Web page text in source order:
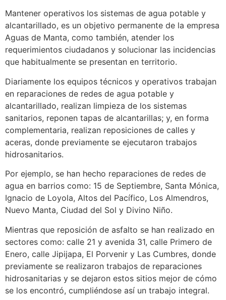
Mantener operativos los sistemas de agua potable y
alcantarillado, es un objetivo permanente de la empresa
Aguas de Manta, como también, atender los
requerimientos ciudadanos y solucionar las incidencias
que habitualmente se presentan en territorio.
Diariamente los equipos técnicos y operativos trabajan
en reparaciones de redes de agua potable y
alcantarillado, realizan limpieza de los sistemas
sanitarios, reponen tapas de alcantarillas; y, en forma
complementaria, realizan reposiciones de calles y
aceras, donde previamente se ejecutaron trabajos
hidrosanitarios.
Por ejemplo, se han hecho reparaciones de redes de
agua en barrios como: 15 de Septiembre, Santa Mónica,
Ignacio de Loyola, Altos del Pacífico, Los Almendros,
Nuevo Manta, Ciudad del Sol y Divino Niño.
Mientras que reposición de asfalto se han realizado en
sectores como: calle 21 y avenida 31, calle Primero de
Enero, calle Jipijapa, El Porvenir y Las Cumbres, donde
previamente se realizaron trabajos de reparaciones
hidrosanitarias y se dejaron estos sitios mejor de cómo
se los encontró, cumpliéndose así un trabajo integral.